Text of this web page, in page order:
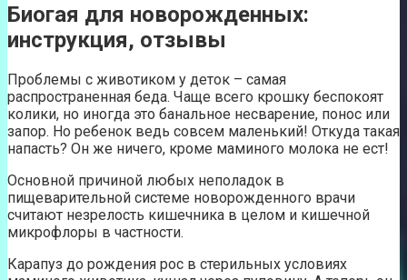
Биогая для новорожденных:
инструкция, отзывы
Проблемы с животиком у деток – самая
распространенная беда. Чаще всего крошку беспокоят
колики, но иногда это банальное несварение, понос или
запор. Но ребенок ведь совсем маленький! Откуда такая
напасть? Он же ничего, кроме маминого молока не ест!
Основной причиной любых неполадок в
пищеварительной системе новорожденного врачи
считают незрелость кишечника в целом и кишечной
микрофлоры в частности.
Карапуз до рождения рос в стерильных условиях